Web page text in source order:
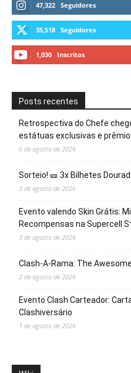
47,322 Seguidores
35,518 Seguidores
1,030 Inscritos
Posts recentes
Retrospectiva do Chefe
estátuas exclusivas e
6 de agosto de 2026
Sorteio! 🎫 3x Bilhetes
3 de agosto de 2026
Evento valendo Skin Grátis:
Recompensas na Supercell
3 de agosto de 2026
Clash-A-Rama: The
2 de agosto de 2026
Evento Clash Carteador:
Clashiversário
1 de agosto de 2026